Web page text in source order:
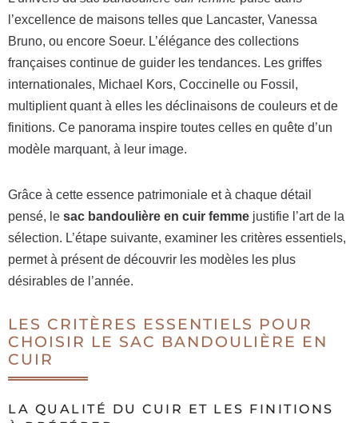
l’excellence de maisons telles que Lancaster, Vanessa
Bruno, ou encore Soeur. L’élégance des collections
françaises continue de guider les tendances. Les griffes
internationales, Michael Kors, Coccinelle ou Fossil,
multiplient quant à elles les déclinaisons de couleurs et de
finitions. Ce panorama inspire toutes celles en quête d’un
modèle marquant, à leur image.
Grâce à cette essence patrimoniale et à chaque détail
pensé, le sac bandoulière en cuir femme justifie l’art de la
sélection. L’étape suivante, examiner les critères essentiels,
permet à présent de découvrir les modèles les plus
désirables de l’année.
LES CRITÈRES ESSENTIELS POUR
CHOISIR LE SAC BANDOULIÈRE EN
CUIR
LA QUALITÉ DU CUIR ET LES FINITIONS